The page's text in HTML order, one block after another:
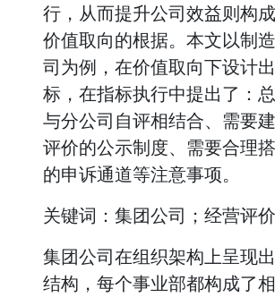
行，从而提升公司效益则构
价值取向的根据。本文以制
司为例，在价值取向下设计
标，在指标执行中提出了：
与分公司自评相结合、需要
评价的公示制度、需要合理
的申诉通道等注意事项。
关键词：集团公司；经营评
集团公司在组织架构上呈现
结构，每个事业部都构成了